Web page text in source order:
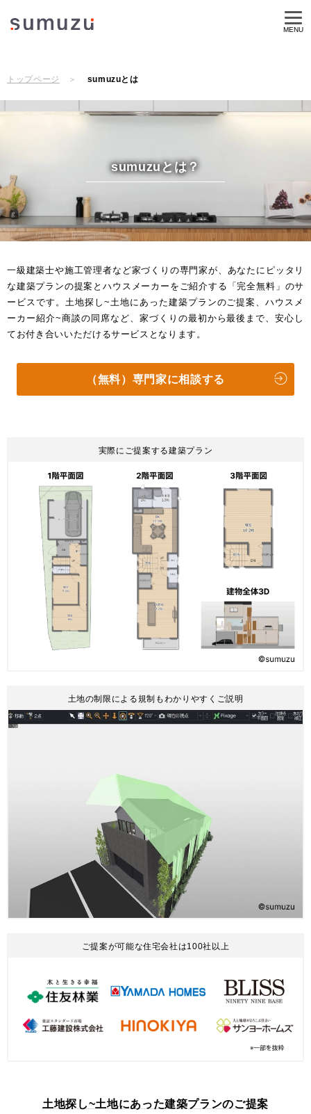
MENU
トップページ sumuzuとは
sumuzuとは？
一級建築士や施工管理者など家づくりの専門家が、あなたにピッタリ
な建築プランの提案とハウスメーカーをご紹介する「完全無料」のサ
ービスです。土地探し~土地にあった建築プランのご提案、ハウスメ
ーカー紹介~商談の同席など、家づくりの最初から最後まで、安心し
てお付き合いいただけるサービスとなります。
（無料）専門家に相談する
実際にご提案する建築プラン
土地の制限による規制もわかりやすくご説明
ご提案が可能な住宅会社は100社以上
土地探し~土地にあった建築プランのご提案